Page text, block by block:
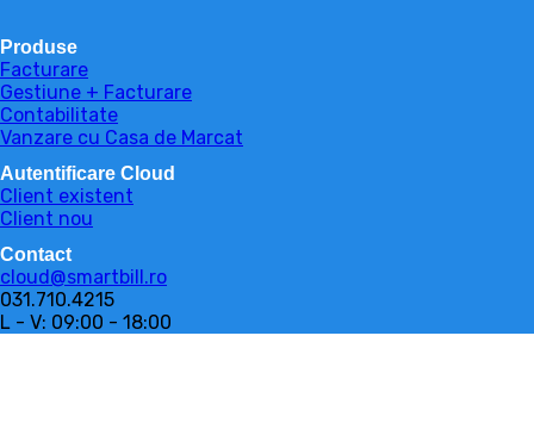
Produse
Facturare
Gestiune + Facturare
Contabilitate
Vanzare cu Casa de Marcat
Autentificare Cloud
Client existent
Client nou
Contact
cloud@smartbill.ro
031.710.4215
L - V: 09:00 - 18:00